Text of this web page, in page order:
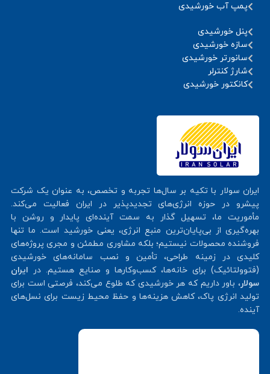
پمپ آب خورشیدی
پنل خورشیدی
سازه خورشیدی
سانورتر خورشیدی
شارژ کنترلر
کانکتور خورشیدی
ایران سولار با تکیه بر سال‌ها تجربه و تخصص، به عنوان یک شرکت
پیشرو در حوزه انرژی‌های تجدیدپذیر در ایران فعالیت می‌کند.
مأموریت ما، تسهیل گذار به سمت آینده‌ای پایدار و روشن با
بهره‌گیری از بی‌پایان‌ترین منبع انرژی، یعنی خورشید است. ما تنها
فروشنده محصولات نیستیم؛ بلکه مشاوری مطمئن و مجری پروژه‌های
کلیدی در زمینه طراحی، تأمین و نصب سامانه‌های خورشیدی
(فتوولتائیک) برای خانه‌ها، کسب‌وکارها و صنایع هستیم. در ایران
سولار، باور داریم که هر خورشیدی که طلوع می‌کند، فرصتی است برای
تولید انرژی پاک، کاهش هزینه‌ها و حفظ محیط زیست برای نسل‌های
آینده.